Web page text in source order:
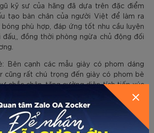
kỹ sư của hãng đã dựa trên đặc điểm
tạo bàn chân của người Việt để làm ra
phù hợp, đáp ứng tốt nhu cầu luyện
đồng thời phòng ngừa chủ động đối
Bên cạnh các mẫu giày có phom dáng
cũng rất chú trọng đến giày có phom bè
chắc chân, tăng cường diện tích tiếp xúc
giúp người mang êm chân hơn, tránh bị
thời gian dài. Chất liệu cao su non